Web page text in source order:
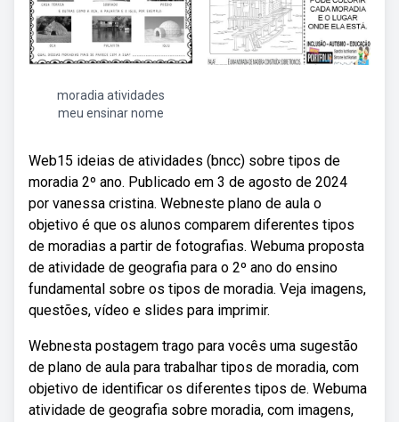
moradia atividades
meu ensinar nome
Web15 ideias de atividades (bncc) sobre tipos de
moradia 2º ano. Publicado em 3 de agosto de 2024
por vanessa cristina. Webneste plano de aula o
objetivo é que os alunos comparem diferentes tipos
de moradias a partir de fotografias. Webuma proposta
de atividade de geografia para o 2º ano do ensino
fundamental sobre os tipos de moradia. Veja imagens,
questões, vídeo e slides para imprimir.
Webnesta postagem trago para vocês uma sugestão
de plano de aula para trabalhar tipos de moradia, com
objetivo de identificar os diferentes tipos de. Webuma
atividade de geografia sobre moradia, com imagens,